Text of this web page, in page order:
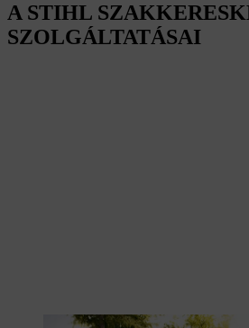
A STIHL
SZOLGÁLTATÁSAI